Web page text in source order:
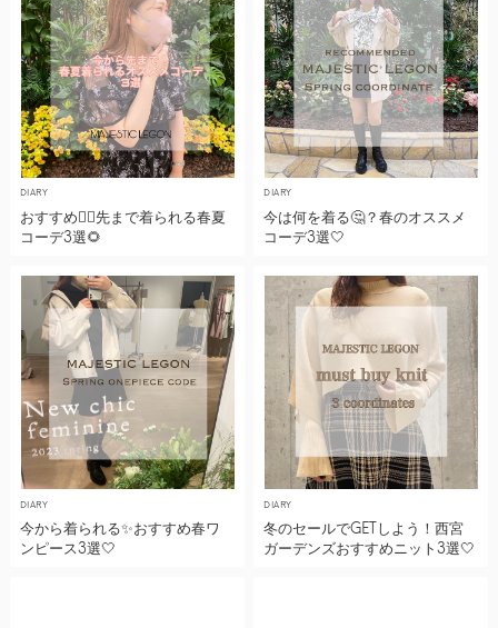
DIARY
おすすめ🙆‍♀️先まで着られる春夏
コーデ3選‎🌻
DIARY
今は何を着る🤔？春のオススメ
コーデ3選‎🤍
DIARY
今から着られる✨おすすめ春ワ
ンピース3選🤍
DIARY
冬のセールでGETしよう！西宮
ガーデンズおすすめニット3選🤍